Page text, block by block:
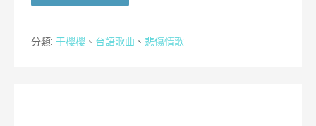
分類: 于櫻櫻 、 台語歌曲 、 悲傷情歌